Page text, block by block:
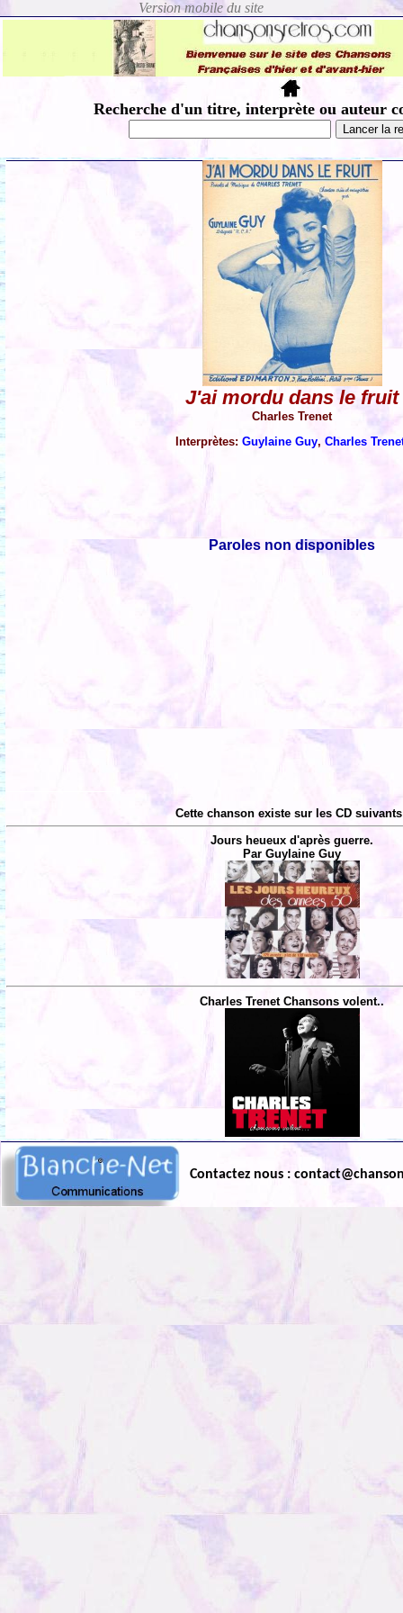
Recherche d'un titre, interprète ou auteur
J'ai mordu dans le fruit
Charles Trenet
Interprètes:Guylaine Guy,Charles
Paroles non disponibles
Cette chanson existe sur les CD
Jours heueux d'après guerre.
Par Guylaine Guy
Charles Trenet Chansons volent..
Contactez nous :